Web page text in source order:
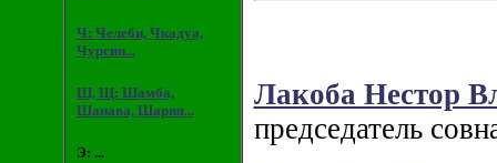
Ч: Челеби, Чкадуа,
Чурсин...
Ш, Щ: Шамба,
Шанава, Шария...
Э: ...
Лакоба Нестор
председатель